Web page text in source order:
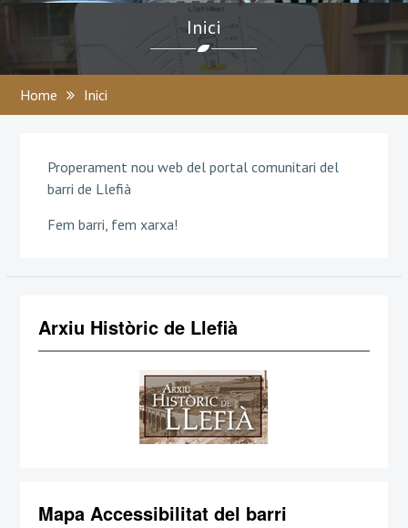
Inici
Home Inici
Properament nou web del portal comunitari del
barri de Llefià
Fem barri, fem xarxa!
Arxiu Històric de Llefià
Mapa Accessibilitat del barri